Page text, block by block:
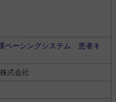
ペーシングシステム 患者キ
式会社